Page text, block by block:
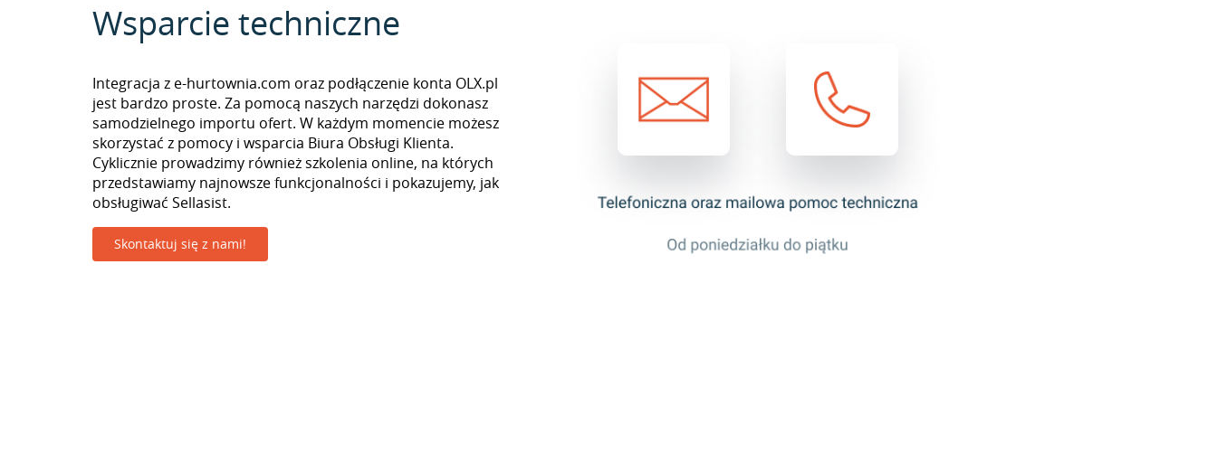
Wsparcie techniczne
Integracja z e-hurtownia.com oraz podłączenie konta OLX.pl
jest bardzo proste. Za pomocą naszych narzędzi dokonasz
samodzielnego importu ofert. W każdym momencie możesz
skorzystać z pomocy i wsparcia Biura Obsługi Klienta.
Cyklicznie prowadzimy również szkolenia online, na których
przedstawiamy najnowsze funkcjonalności i pokazujemy, jak
obsługiwać Sellasist.
Skontaktuj się z nami!